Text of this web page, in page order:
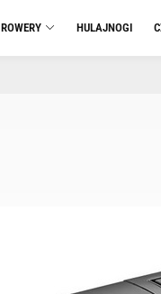
ROWERY HULAJNOGI